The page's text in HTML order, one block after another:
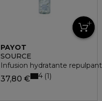
PAYOT
SOURCE
Infusion hydratante
37,80 € 4 1